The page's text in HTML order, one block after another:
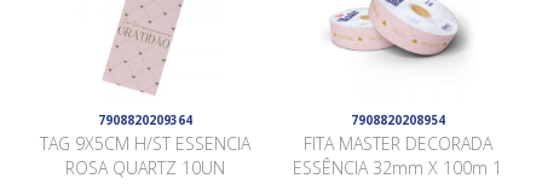
7908820209364
TAG 9X5CM H/ST ESSENCIA
ROSA QUARTZ 10UN
7908820208954
FITA MASTER DECORADA
ESSÊNCIA 32mm X 100m 1